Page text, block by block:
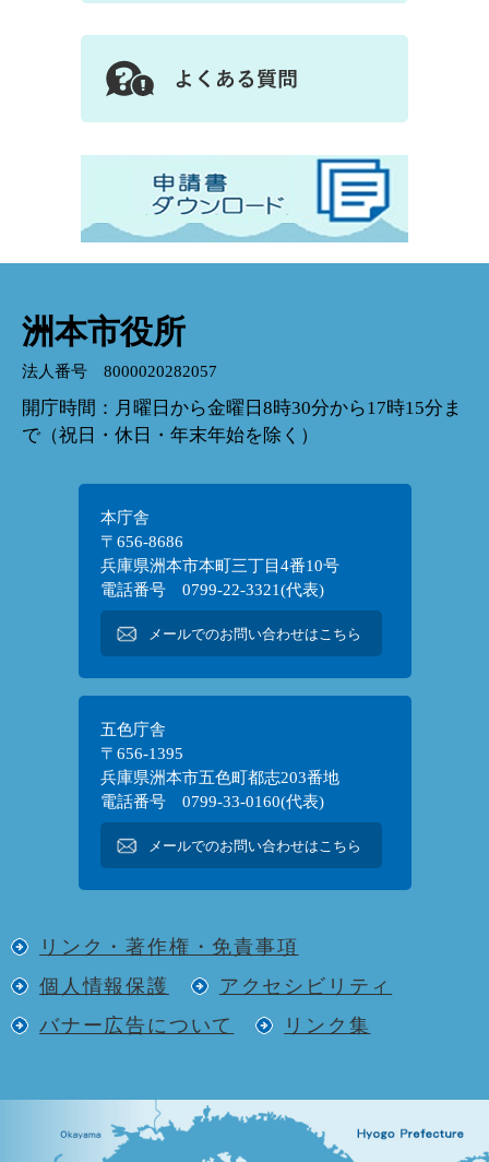
洲本市役所
法人番号 8000020282057
開庁時間：月曜日から金曜日8時30分から17時15分ま
で（祝日・休日・年末年始を除く）
本庁舎
〒656-8686
兵庫県洲本市本町三丁目4番10号
電話番号 0799-22-3321(代表)
メールでのお問い合わせはこちら
五色庁舎
〒656-1395
兵庫県洲本市五色町都志203番地
電話番号 0799-33-0160(代表)
メールでのお問い合わせはこちら
リンク・著作権・免責事項
個人情報保護
アクセシビリティ
バナー広告について
リンク集